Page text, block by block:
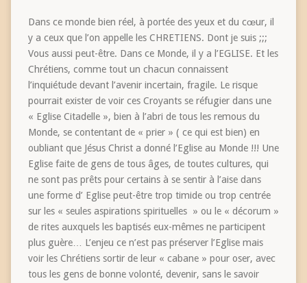
Dans ce monde bien réel, à portée des yeux et du cœur, il
y a ceux que l’on appelle les CHRETIENS. Dont je suis ;;;
Vous aussi peut-être. Dans ce Monde, il y a l’EGLISE. Et les
Chrétiens, comme tout un chacun connaissent
l’inquiétude devant l’avenir incertain, fragile. Le risque
pourrait exister de voir ces Croyants se réfugier dans une
« Eglise Citadelle », bien à l’abri de tous les remous du
Monde, se contentant de « prier » ( ce qui est bien) en
oubliant que Jésus Christ a donné l’Eglise au Monde !!! Une
Eglise faite de gens de tous âges, de toutes cultures, qui
ne sont pas prêts pour certains à se sentir à l’aise dans
une forme d’ Eglise peut-être trop timide ou trop centrée
sur les « seules aspirations spirituelles » ou le « décorum »
de rites auxquels les baptisés eux-mêmes ne participent
plus guère… L’enjeu ce n’est pas préserver l’Eglise mais
voir les Chrétiens sortir de leur « cabane » pour oser, avec
tous les gens de bonne volonté, devenir, sans le savoir